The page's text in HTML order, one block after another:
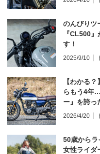
のんびりツ
『CL500
す！
2025/9/10
【わかる
らもう4年
ー』を誇っ
う？
2026/4/20
50歳からラ
女性ライダ